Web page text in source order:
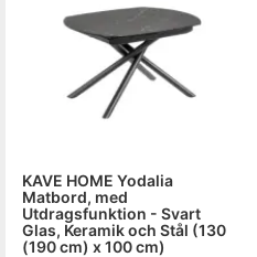
KAVE HOME Yodalia
Matbord, med
Utdragsfunktion - Svart
Glas, Keramik och Stål (130
(190 cm) x 100 cm)